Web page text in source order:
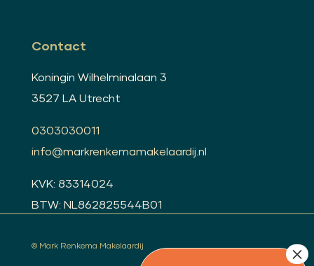
Contact
Koningin Wilhelminalaan 3
3527 LA Utrecht
0303030011
info@markrenkemamakelaardij.nl
KVK: 83314024
BTW: NL862825544B01
© Mark Renkema Makelaardij